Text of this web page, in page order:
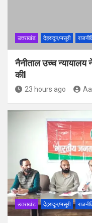
उत्तराखंड देहरादून/मसूरी
नैनीताल उच्च न्यायालय
कीl
23 hours ago
उत्तराखंड देहरादून/मसूरी